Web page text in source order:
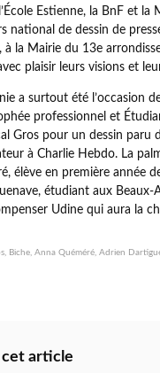
Estienne, la BnF et
national de dessin de
à la Mairie du 13e
plaisir leurs visions et
a surtout été l’occasion
professionnel et
Gros pour un dessin paru
à Charlie Hebdo. La
élève en première année
étudiant aux Beaux-
Udine qui aura la
cet article